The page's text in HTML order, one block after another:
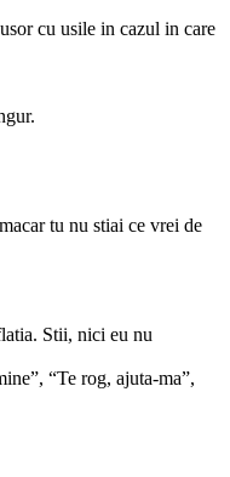
cu usile in cazul in care
tu nu stiai ce vrei de
Stii, nici eu nu
“Te rog, ajuta-ma”,